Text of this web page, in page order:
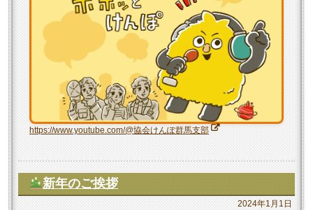
https://www.youtube.com/@協会けんぽ群馬支部
新年のご挨拶
2024年1月1日